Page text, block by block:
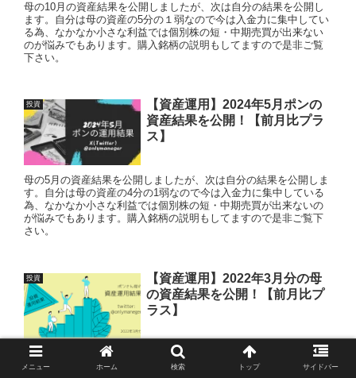
母の10月の資産結果を公開しましたが、次は自分の結果を公開し
ます。自分は母の資産の5分の１弱なので今は入金力に集中してい
る為、なかなか小さな利益では個別株の短・中期売買が出来ない
のが悩みでもあります。購入銘柄の説明もしてますので是非ご覧
下さい。
投資
【資産運用】2024年5月ポンの
資産結果を公開！【前月比プラ
ス】
母の5月の資産結果を公開しましたが、次は自分の結果を公開しま
す。自分は母の資産の4分の1弱なので今は入金力に集中している
為、なかなか小さな利益では個別株の短・中期売買が出来ないの
が悩みでもあります。購入銘柄の説明もしてますので是非ご覧下
さい。
投資
【資産運用】2022年3月分の母
の資産結果を公開！【前月比プ
ラス】
毎月の資産結果を恒例にしましたので、まずは母の資産運用の結
果から公開したいと思います。母の資産は毎月の積立てはせず主
メニュー ホーム 検索 トップ サイドバー